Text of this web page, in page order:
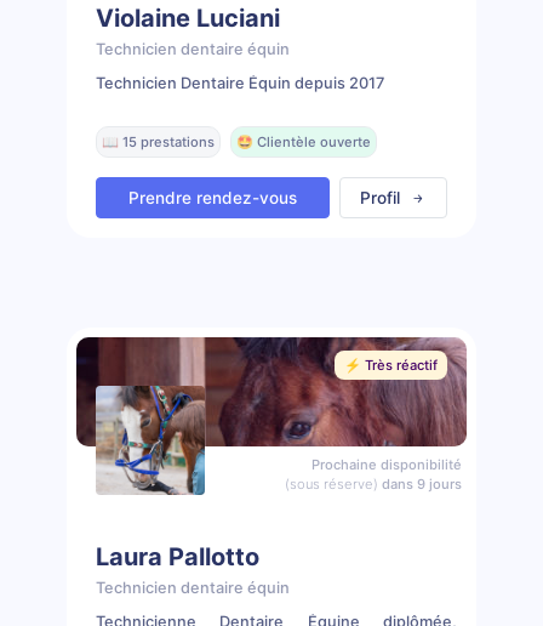
Violaine Luciani
Technicien dentaire équin
Technicien Dentaire Équin depuis 2017
📖 15 prestations 🤩 Clientèle ouverte
Prendre rendez-vous Profil
⚡️ Très réactif
Prochaine disponibilité
(sous réserve) dans 9 jours
Laura Pallotto
Technicien dentaire équin
Technicienne Dentaire Équine diplômée,